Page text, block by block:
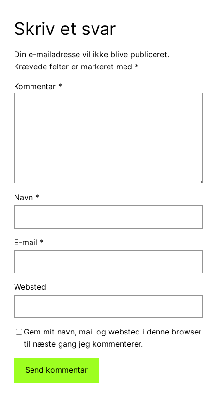
Skriv et svar
Din e-mailadresse vil ikke blive publiceret.
Krævede felter er markeret med *
Kommentar *
Navn *
E-mail *
Websted
Gem mit navn, mail og websted i denne browser
til næste gang jeg kommenterer.